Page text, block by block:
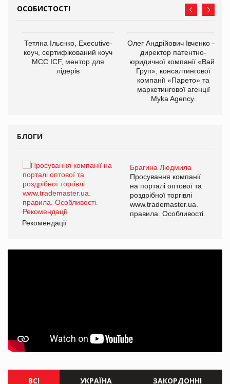
ОСОБИСТОСТІ
Тетяна Ільєнко, Executive-
коуч, сертифікований коуч
МСС ICF, ментор для
лідерів
Олег Андрійович Івченко —
директор патентно-
юридичної компанії «Вайз
Груп», консалтингової
компанії «Парето» та
маркетингової агенції
Myka Agency.
БЛОГИ
Брагина Людмила
Просування компанії
на порталі оптової та
роздрібної торгівлі
www.trademaster.ua.
правила. Особливості.
Рекомендації
ВСІ УКРАЇНА ЗАКОРДОННІ